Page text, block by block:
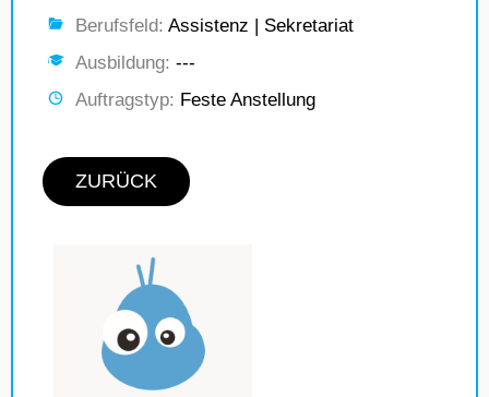
Berufsfeld: Assistenz | Sekretariat
Ausbildung: ---
Auftragstyp: Feste Anstellung
ZURÜCK